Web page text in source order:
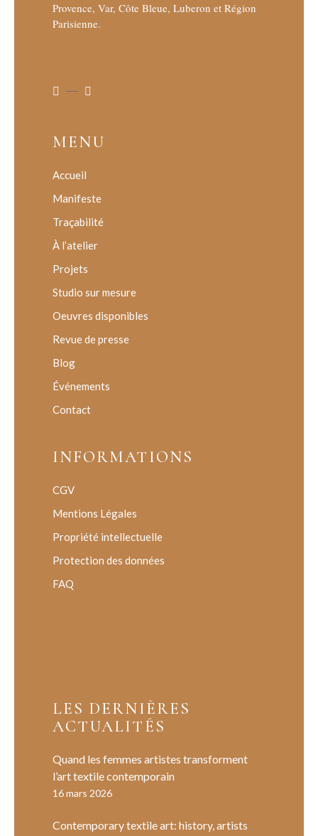
Provence, Var, Côte Bleue, Luberon et Région
Parisienne.
MENU
Accueil
Manifeste
Traçabilité
À l’atelier
Projets
Studio sur mesure
Oeuvres disponibles
Revue de presse
Blog
Événements
Contact
INFORMATIONS
CGV
Mentions Légales
Propriété intellectuelle
Protection des données
FAQ
LES DERNIÈRES
ACTUALITÉS
Quand les femmes artistes transforment
l’art textile contemporain
16 mars 2026
Contemporary textile art: history, artists